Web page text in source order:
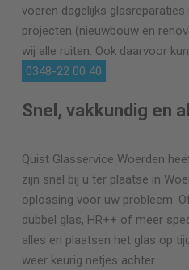
voeren dagelijks
projecten (nieuwbouw en
wij alle ruiten. Ook daarvoor
0348-22 00 40 .
Snel, vakkundig en
Quist Glasservice Woerden
zijn snel bij u ter plaatse in
oplossing voor uw probleem.
dubbel glas, HR++ of meer
alles en plaatsen het glas op
weer keurig netjes achter.